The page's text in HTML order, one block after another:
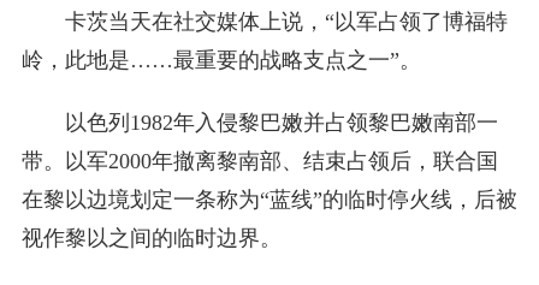
卡茨当天在社交媒体上说，“以军占领了博福特
岭，此地是……最重要的战略支点之一”。
以色列1982年入侵黎巴嫩并占领黎巴嫩南部一
带。以军2000年撤离黎南部、结束占领后，联合国
在黎以边境划定一条称为“蓝线”的临时停火线，后被
视作黎以之间的临时边界。